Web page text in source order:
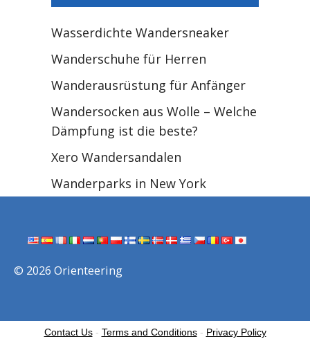
Wasserdichte Wandersneaker
Wanderschuhe für Herren
Wanderausrüstung für Anfänger
Wandersocken aus Wolle – Welche
Dämpfung ist die beste?
Xero Wandersandalen
Wanderparks in New York
© 2026 Orienteering
Contact Us- Terms and Conditions- Privacy Policy